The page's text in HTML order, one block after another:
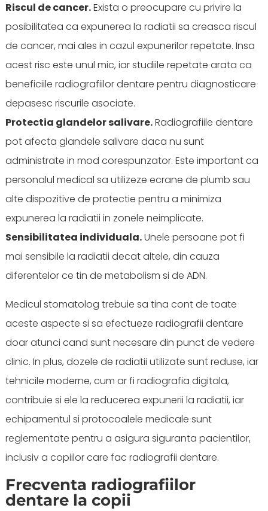
Riscul de cancer.Exista o preocupare cu privire la
posibilitatea ca expunerea la radiatii sa creasca riscul
de cancer, mai ales in cazul expunerilor repetate. Insa
acest risc este unul mic, iar studiile repetate arata ca
beneficiile radiografiilor dentare pentru diagnosticare
depasesc riscurile asociate.
Protectia glandelor salivare.Radiografiile dentare
pot afecta glandele salivare daca nu sunt
administrate in mod corespunzator. Este important ca
personalul medical sa utilizeze ecrane de plumb sau
alte dispozitive de protectie pentru a minimiza
expunerea la radiatii in zonele neimplicate.
Sensibilitatea individuala.Unele persoane pot fi
mai sensibile la radiatii decat altele, din cauza
diferentelor ce tin de metabolism si de ADN.
Medicul stomatolog trebuie sa tina cont de toate
aceste aspecte si sa efectueze radiografii dentare
doar atunci cand sunt necesare din punct de vedere
clinic. In plus, dozele de radiatii utilizate sunt reduse, iar
tehnicile moderne, cum ar fi radiografia digitala,
contribuie si ele la reducerea expunerii la radiatii, iar
echipamentul si protocoalele medicale sunt
reglementate pentru a asigura siguranta pacientilor,
inclusiv a copiilor care fac radiografii dentare.
Frecventa radiografiilor
dentare la copii